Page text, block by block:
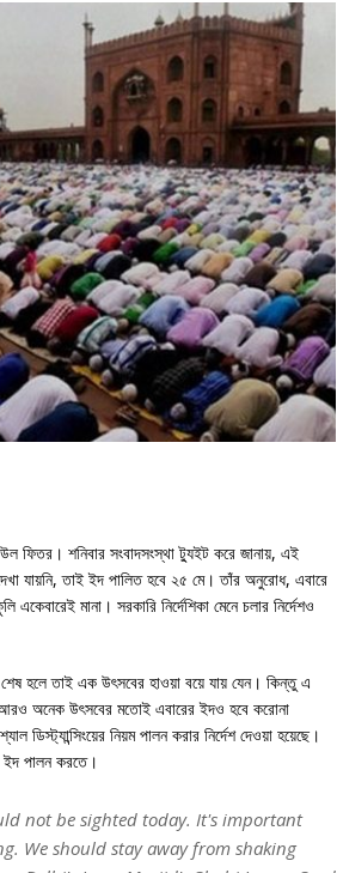
ফিতর। শনিবার সংবাদসংস্থা ট্যুইট করে জানায়, এই
যায়নি, তাই ইদ পালিত হবে ২৫ মে। তাঁর অনুরোধ, এবারে
মানা। সরকারি নির্দেশিকা মেনে চলার নির্দেশও
হলে তাই এক উৎসবের হাওয়া বয়ে যায় যেন। কিন্তু এ
অনেক উৎসবের মতোই এবারের ইদও হবে করোনা
নিয়ম পালন করার নির্দেশ দেওয়া হয়েছে।
ইদ পালন করতে।
not be sighted today. It's important
We should stay away from shaking